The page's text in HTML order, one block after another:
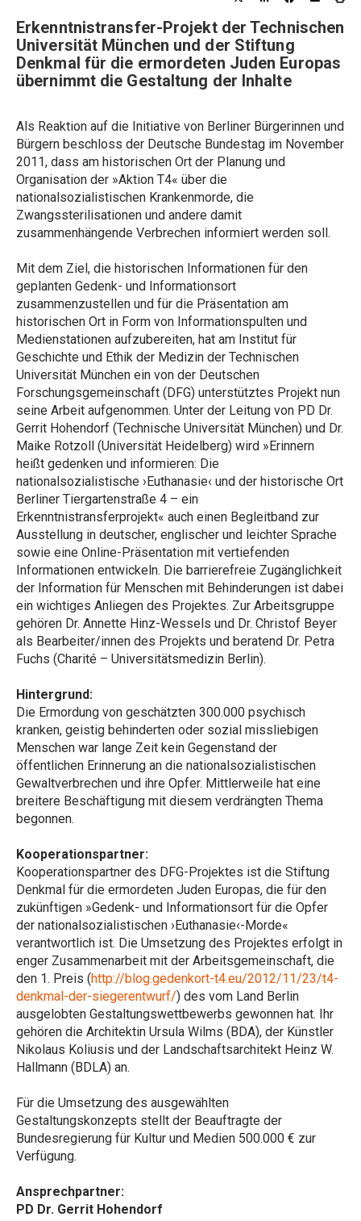
Erkenntnistransfer-Projekt der Technischen
Universität München und der Stiftung
Denkmal für die ermordeten Juden Europas
übernimmt die Gestaltung der Inhalte
Als Reaktion auf die Initiative von Berliner Bürgerinnen und
Bürgern beschloss der Deutsche Bundestag im November
2011, dass am historischen Ort der Planung und
Organisation der »Aktion T4« über die
nationalsozialistischen Krankenmorde, die
Zwangssterilisationen und andere damit
zusammenhängende Verbrechen informiert werden soll.
Mit dem Ziel, die historischen Informationen für den
geplanten Gedenk- und Informationsort
zusammenzustellen und für die Präsentation am
historischen Ort in Form von Informationspulten und
Medienstationen aufzubereiten, hat am Institut für
Geschichte und Ethik der Medizin der Technischen
Universität München ein von der Deutschen
Forschungsgemeinschaft (DFG) unterstütztes Projekt nun
seine Arbeit aufgenommen. Unter der Leitung von PD Dr.
Gerrit Hohendorf (Technische Universität München) und Dr.
Maike Rotzoll (Universität Heidelberg) wird »Erinnern
heißt gedenken und informieren: Die
nationalsozialistische ›Euthanasie‹ und der historische Ort
Berliner Tiergartenstraße 4 – ein
Erkenntnistransferprojekt« auch einen Begleitband zur
Ausstellung in deutscher, englischer und leichter Sprache
sowie eine Online-Präsentation mit vertiefenden
Informationen entwickeln. Die barrierefreie Zugänglichkeit
der Information für Menschen mit Behinderungen ist dabei
ein wichtiges Anliegen des Projektes. Zur Arbeitsgruppe
gehören Dr. Annette Hinz-Wessels und Dr. Christof Beyer
als Bearbeiter/innen des Projekts und beratend Dr. Petra
Fuchs (Charité – Universitätsmedizin Berlin).
Hintergrund:
Die Ermordung von geschätzten 300.000 psychisch
kranken, geistig behinderten oder sozial missliebigen
Menschen war lange Zeit kein Gegenstand der
öffentlichen Erinnerung an die nationalsozialistischen
Gewaltverbrechen und ihre Opfer. Mittlerweile hat eine
breitere Beschäftigung mit diesem verdrängten Thema
begonnen.
Kooperationspartner:
Kooperationspartner des DFG-Projektes ist die Stiftung
Denkmal für die ermordeten Juden Europas, die für den
zukünftigen »Gedenk- und Informationsort für die Opfer
der nationalsozialistischen ›Euthanasie‹-Morde«
verantwortlich ist. Die Umsetzung des Projektes erfolgt in
enger Zusammenarbeit mit der Arbeitsgemeinschaft, die
den 1. Preis (http://blog.gedenkort-t4.eu/2012/11/23/t4-
denkmal-der-siegerentwurf/) des vom Land Berlin
ausgelobten Gestaltungswettbewerbs gewonnen hat. Ihr
gehören die Architektin Ursula Wilms (BDA), der Künstler
Nikolaus Koliusis und der Landschaftsarchitekt Heinz W.
Hallmann (BDLA) an.
Für die Umsetzung des ausgewählten
Gestaltungskonzepts stellt der Beauftragte der
Bundesregierung für Kultur und Medien 500.000 € zur
Verfügung.
Ansprechpartner:
PD Dr. Gerrit Hohendorf